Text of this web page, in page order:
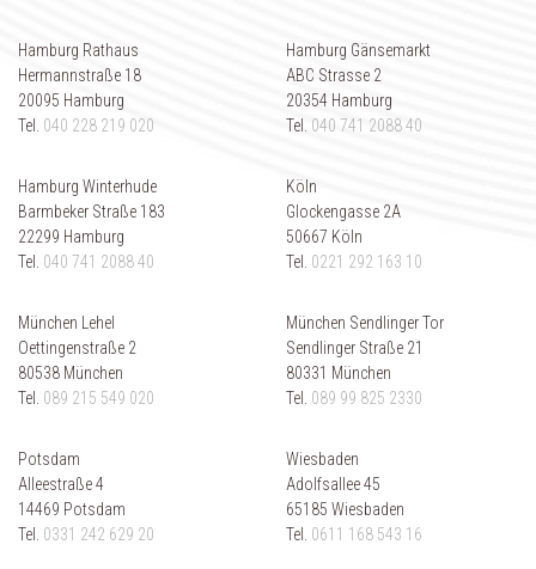
Hamburg Rathaus
Hermannstraße 18
20095 Hamburg
Tel. 040 228 219 020
Hamburg Gänsemarkt
ABC Strasse 2
20354 Hamburg
Tel. 040 741 2088 40
Hamburg Winterhude
Barmbeker Straße 183
22299 Hamburg
Tel. 040 741 2088 40
Köln
Glockengasse 2A
50667 Köln
Tel. 0221 292 163 10
München Lehel
Oettingenstraße 2
80538 München
Tel. 089 215 549 020
München Sendlinger Tor
Sendlinger Straße 21
80331 München
Tel. 089 99 825 2330
Potsdam
Alleestraße 4
14469 Potsdam
Tel. 0331 242 629 20
Wiesbaden
Adolfsallee 45
65185 Wiesbaden
Tel. 0611 168 543 16